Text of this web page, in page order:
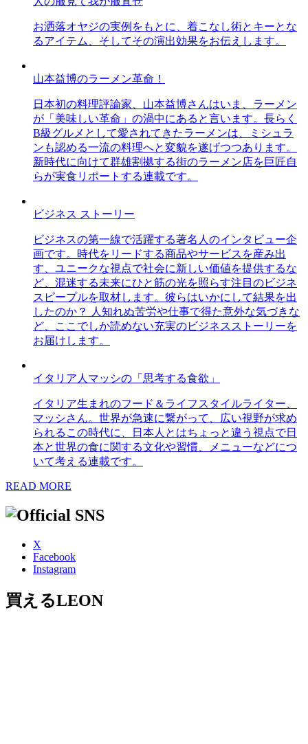
お洒落オヤジの実例をもとに、着こなし術とキーとな
るアイテム、そしてその演出効果をお伝えします。
山本益博のラーメン革命！
日本初の料理評論家、山本益博さんはいま、ラーメン
が「美味しい革命」の渦中にあると言います。長らく
B級グルメとして愛されてきたラーメンは、ミシュラ
ンも認める一流の料理へと変貌を遂げつつあります。
新時代に向けて群雄割拠する街のラーメン店を巨匠自
らが実食リポートする連載です。
ビジネス ストーリー
ビジネスの第一線で活躍する著名人のインタビュー企
画です。時代をリードする商品やサービスを産み出
す、ユニークな視点で社会に新しい価値を提供するな
ど、混迷する未来にひと筋の光を照らす注目のビジネ
スピープルを取材します。彼らはいかにして結果を出
したのか？ 人知れぬ苦労や仕事で得た意外な気づきな
ど、ここでしか読めない充実のビジネスストーリーを
お届けします。
イタリア人マッシの「思考する食欲」
イタリア生まれのフード＆ライフスタイルライター、
マッシさん。世界が急速に繋がって、広い視野が求め
られるこの時代に、日本人とはちょっと違う視点で日
本と世界の食に関する文化や習慣、メニューなどにつ
いて考える連載です。
READ MORE
X
Facebook
Instagram
買えるLEON